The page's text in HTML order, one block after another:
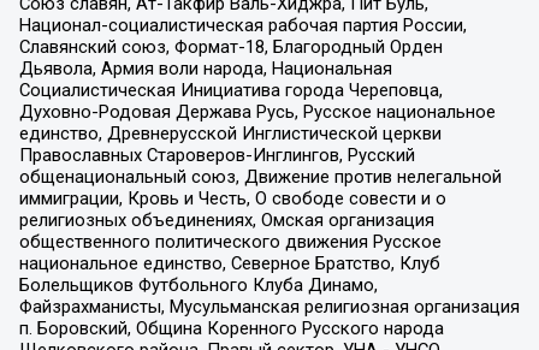
Национал-социалистическая рабочая партия России,
Славянский союз, Формат-18, Благородный Орден
Дьявола, Армия воли народа, Национальная
Социалистическая Инициатива города Череповца,
Духовно-Родовая Держава Русь, Русское национальное
единство, Древнерусской Инглистической церкви
Православных Староверов-Инглингов, Русский
общенациональный союз, Движение против нелегальной
иммиграции, Кровь и Честь, О свободе совести и о
религиозных объединениях, Омская организация
общественного политического движения Русское
национальное единство, Северное Братство, Клуб
Болельщиков Футбольного Клуба Динамо,
Файзрахманисты, Мусульманская религиозная организация
п. Боровский, Община Коренного Русского народа